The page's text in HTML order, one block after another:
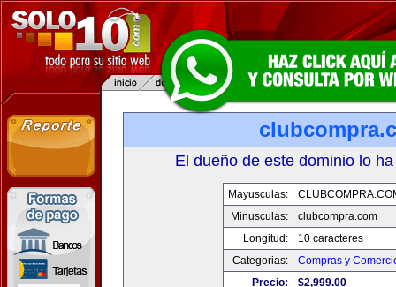
El dueño de este dominio lo
Mayusculas:
Minusculas:
clubcompra.com
Longitud:
10 caracteres
Categorias:
Compras y
Precio:
$2,999.00